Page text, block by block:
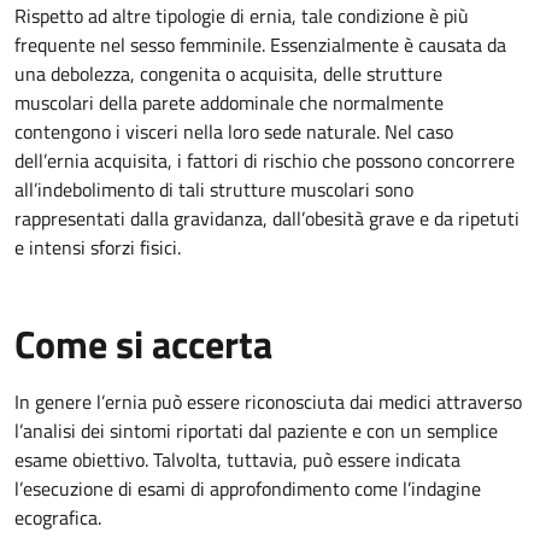
Rispetto ad altre tipologie di ernia, tale condizione è più
frequente nel sesso femminile. Essenzialmente è causata da
una debolezza, congenita o acquisita, delle strutture
muscolari della parete addominale che normalmente
contengono i visceri nella loro sede naturale. Nel caso
dell’ernia acquisita, i fattori di rischio che possono concorrere
all’indebolimento di tali strutture muscolari sono
rappresentati dalla gravidanza, dall’obesità grave e da ripetuti
e intensi sforzi fisici.
Come si accerta
In genere l’ernia può essere riconosciuta dai medici attraverso
l’analisi dei sintomi riportati dal paziente e con un semplice
esame obiettivo. Talvolta, tuttavia, può essere indicata
l’esecuzione di esami di approfondimento come l’indagine
ecografica.